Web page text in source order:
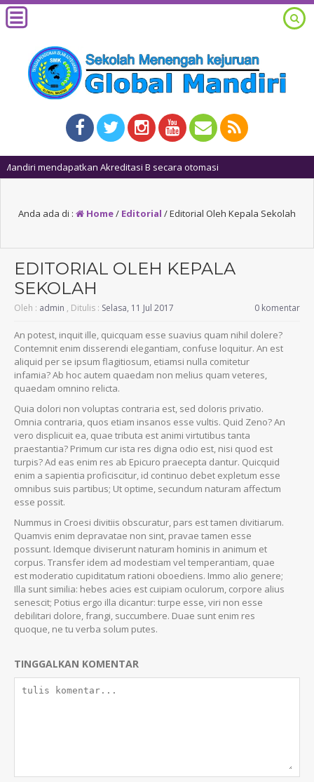
Anda ada di : Home/ Editorial /Editorial Oleh Kepala Sekolah
EDITORIAL OLEH KEPALA
SEKOLAH
Oleh : admin , Ditulis : Selasa, 11 Jul 2017 0 komentar
An potest, inquit ille, quicquam esse suavius quam nihil dolere?
Contemnit enim disserendi elegantiam, confuse loquitur. An est
aliquid per se ipsum flagitiosum, etiamsi nulla comitetur
infamia? Ab hoc autem quaedam non melius quam veteres,
quaedam omnino relicta.
Quia dolori non voluptas contraria est, sed doloris privatio.
Omnia contraria, quos etiam insanos esse vultis. Quid Zeno? An
vero displicuit ea, quae tributa est animi virtutibus tanta
praestantia? Primum cur ista res digna odio est, nisi quod est
turpis? Ad eas enim res ab Epicuro praecepta dantur. Quicquid
enim a sapientia proficiscitur, id continuo debet expletum esse
omnibus suis partibus; Ut optime, secundum naturam affectum
esse possit.
Nummus in Croesi divitiis obscuratur, pars est tamen divitiarum.
Quamvis enim depravatae non sint, pravae tamen esse
possunt. Idemque diviserunt naturam hominis in animum et
corpus. Transfer idem ad modestiam vel temperantiam, quae
est moderatio cupiditatum rationi oboediens. Immo alio genere;
Illa sunt similia: hebes acies est cuipiam oculorum, corpore alius
senescit; Potius ergo illa dicantur: turpe esse, viri non esse
debilitari dolore, frangi, succumbere. Duae sunt enim res
quoque, ne tu verba solum putes.
TINGGALKAN KOMENTAR